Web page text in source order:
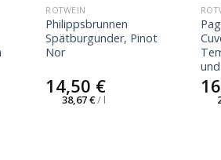
ROTWEIN
Philippsbrunnen
Spätburgunder, Pinot
Nor
14,50 €
38,67€/ l